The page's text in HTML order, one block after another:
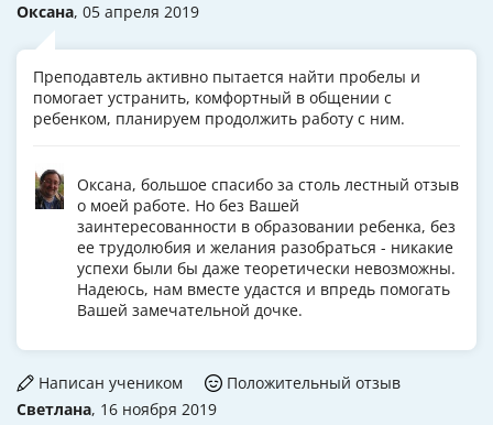
Оксана, 05 апреля 2019
Преподавтель активно пытается найти пробелы и
помогает устранить, комфортный в общении с
ребенком, планируем продолжить работу с ним.
Оксана, большое спасибо за столь лестный отзыв
о моей работе. Но без Вашей
заинтересованности в образовании ребенка, без
ее трудолюбия и желания разобраться - никакие
успехи были бы даже теоретически невозможны.
Надеюсь, нам вместе удастся и впредь помогать
Вашей замечательной дочке.
Светлана, 16 ноября 2019
Написан учеником Положительный отзыв